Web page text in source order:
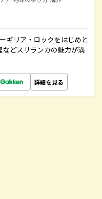
ギリア・ロックをはじめと
どスリランカの魅力が満
詳細を見る